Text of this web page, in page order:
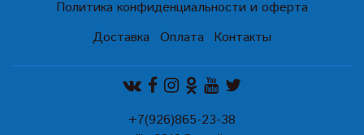
Политика конфиденциальности и оферта
Доставка
Оплата Контакты
+7(926)865-23-38